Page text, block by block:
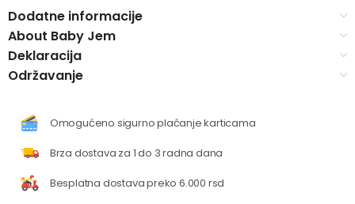
Dodatne informacije
About Baby Jem
Deklaracija
Održavanje
Omogućeno sigurno plaćanje karticama
Brza dostava za 1 do 3 radna dana
Besplatna dostava preko 6.000 rsd